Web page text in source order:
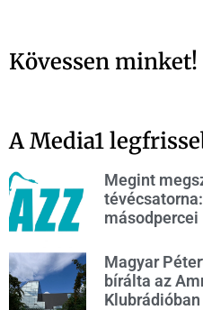
Kövessen minket!
A Media1
Megint
másodpercei
Magyar
bírálta az
Klubrádióban